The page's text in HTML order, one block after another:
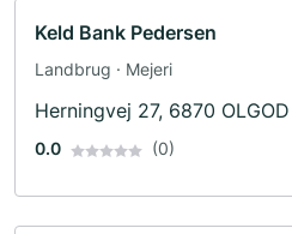
Keld Bank Pedersen
Landbrug · Mejeri
Herningvej 27, 6870 OLGOD
0.0 (0)